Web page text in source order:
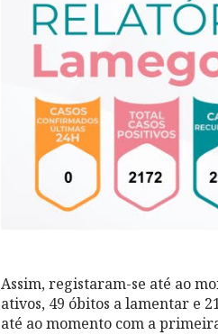
Assim, registaram-se até ao
ativos, 49 óbitos a lamentar e
até ao momento com a